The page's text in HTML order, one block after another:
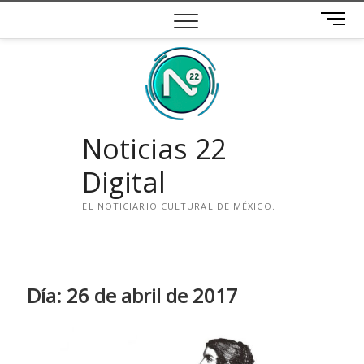
contenido
B
o
Noticias 22
Digital
EL NOTICIARIO CULTURAL DE MÉXICO.
Día: 26 de abril de 2017